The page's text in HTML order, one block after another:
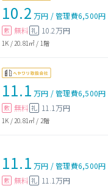
10.2 万円 /管理費6,500円
敷 無料 礼 10.2万円
1K /20.81㎡ / 1階
11.1 万円 /管理費6,500円
敷 無料 礼 11.1万円
1K /20.81㎡ / 2階
11.1 万円 /管理費6,500円
敷 無料 礼 11.1万円